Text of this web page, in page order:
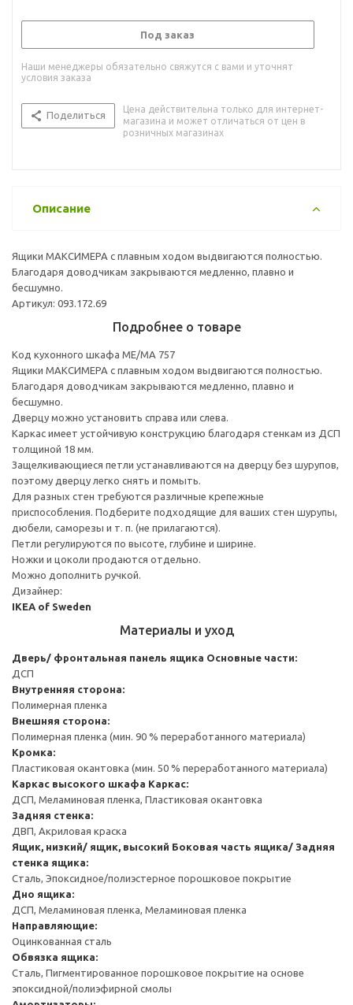
Под заказ
Наши менеджеры обязательно свяжутся с вами и уточнят
условия заказа
Поделиться
Цена действительна только для интернет-
магазина и может отличаться от цен в
розничных магазинах
Описание
Ящики МАКСИМЕРА с плавным ходом выдвигаются полностью.
Благодаря доводчикам закрываются медленно, плавно и
бесшумно.
Артикул: 093.172.69
Подробнее о товаре
Код кухонного шкафа ME/MA 757
Ящики МАКСИМЕРА с плавным ходом выдвигаются полностью.
Благодаря доводчикам закрываются медленно, плавно и
бесшумно.
Дверцу можно установить справа или слева.
Каркас имеет устойчивую конструкцию благодаря стенкам из ДСП
толщиной 18 мм.
Защелкивающиеся петли устанавливаются на дверцу без шурупов,
поэтому дверцу легко снять и помыть.
Для разных стен требуются различные крепежные
приспособления. Подберите подходящие для ваших стен шурупы,
дюбели, саморезы и т. п. (не прилагаются).
Петли регулируются по высоте, глубине и ширине.
Ножки и цоколи продаются отдельно.
Можно дополнить ручкой.
Дизайнер:
IKEA of Sweden
Материалы и уход
Дверь/ фронтальная панель ящика Основные части:
ДСП
Внутренняя сторона:
Полимерная пленка
Внешняя сторона:
Полимерная пленка (мин. 90 % переработанного материала)
Кромка:
Пластиковая окантовка (мин. 50 % переработанного материала)
Каркас высокого шкафа Каркас:
ДСП, Меламиновая пленка, Пластиковая окантовка
Задняя стенка:
ДВП, Акриловая краска
Ящик, низкий/ ящик, высокий Боковая часть ящика/ Задняя
стенка ящика:
Сталь, Эпоксидное/полиэстерное порошковое покрытие
Дно ящика:
ДСП, Меламиновая пленка, Меламиновая пленка
Направляющие:
Оцинкованная сталь
Обвязка ящика:
Сталь, Пигментированное порошковое покрытие на основе
эпоксидной/полиэфирной смолы